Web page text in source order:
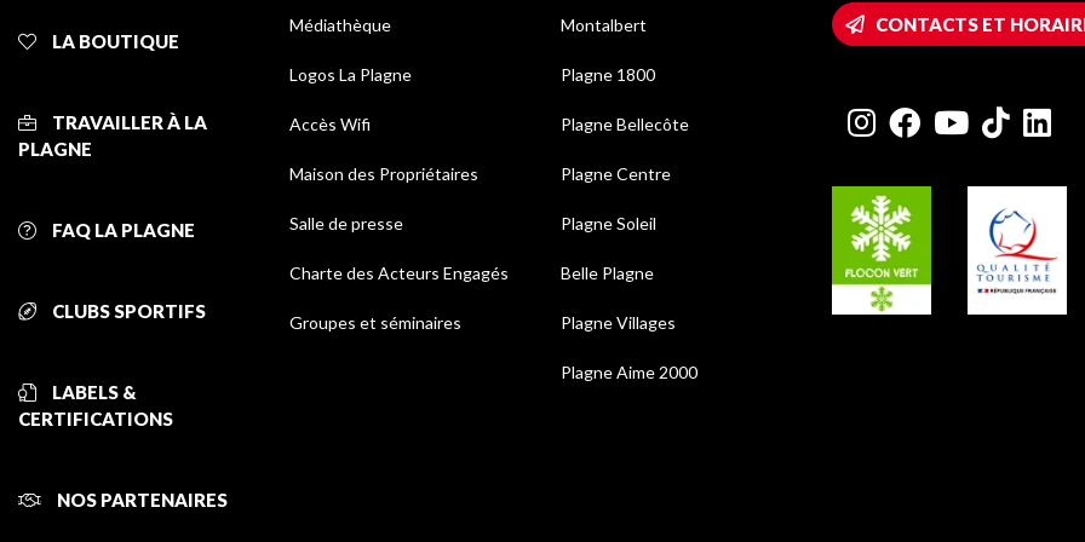
LA BOUTIQUE
TRAVAILLER À LA
PLAGNE
FAQ LA PLAGNE
CLUBS SPORTIFS
LABELS &
CERTIFICATIONS
NOS PARTENAIRES
Médiathèque
Logos La Plagne
Accès Wifi
Maison des Propriétaires
Salle de presse
Charte des Acteurs Engagés
Groupes et séminaires
Montalbert
Plagne 1800
Plagne Bellecôte
Plagne Centre
Plagne Soleil
Belle Plagne
Plagne Villages
Plagne Aime 2000
CONTACTS ET